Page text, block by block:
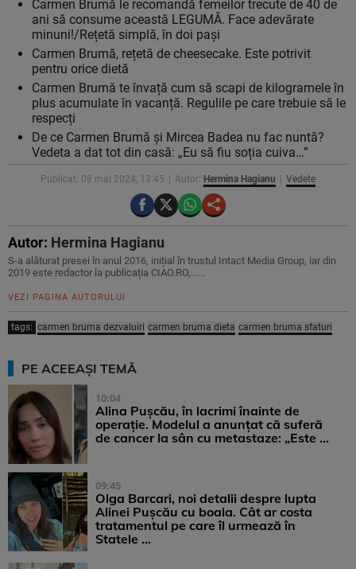
Carmen Brumă le recomandă femeilor trecute de 40 de
ani să consume această LEGUMĂ. Face adevărate
minuni!/Rețetă simplă, în doi pași
Carmen Brumă, rețetă de cheesecake. Este potrivit
pentru orice dietă
Carmen Brumă te învață cum să scapi de kilogramele în
plus acumulate în vacanță. Regulile pe care trebuie să le
respecți
De ce Carmen Brumă și Mircea Badea nu fac nuntă?
Vedeta a dat tot din casă: „Eu să fiu soția cuiva…”
Publicat: 08 mai 2024, 13:45 Autor: Hermina Hagianu Vedete
Autor: Hermina Hagianu
S-a alăturat presei în anul 2016, inițial în trustul Intact Media Group, iar din
2019 este redactor la publicația CIAO.RO,…...
VEZI PAGINA AUTORULUI
tags: carmen bruma dezvaluiri carmen bruma dieta carmen bruma sfaturi
PE ACEEAȘI TEMĂ
10:04
Alina Pușcău, în lacrimi înainte de
operație. Modelul a anunțat că suferă
de cancer la sân cu metastaze: „Este ...
09:45
Olga Barcari, noi detalii despre lupta
Alinei Pușcău cu boala. Cât ar costa
tratamentul pe care îl urmează în
Statele ...